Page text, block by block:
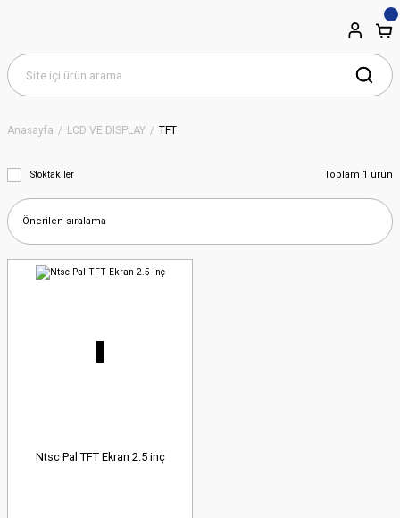
Anasayfa LCD VE DISPLAY TFT
Stoktakiler Toplam 1 ürün
Ntsc Pal TFT Ekran 2.5 inç